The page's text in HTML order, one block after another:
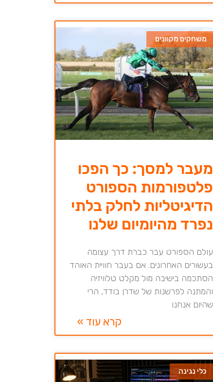
משחקים מקוונים
מעבר למסך: כך הפכו
פלטפורמות הספורט
הדיגיטליות לחלק בלתי
נפרד מהיומיום שלנו
עולם הספורט עבר כברת דרך עצומה
בעשורים האחרונים. אם בעבר חוויית האוהד
הסתכמה בישיבה מול מקלט טלוויזיה
והמתנה לפרשנות של שדרן בודד, הרי
שהיום אנחנו
קרא עוד »
כלי נגינה